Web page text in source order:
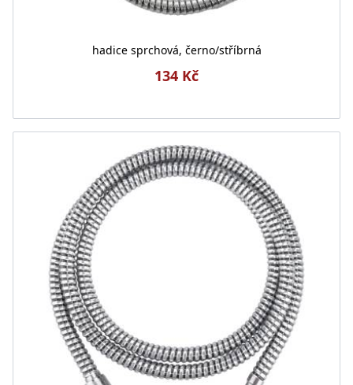
hadice sprchová, černo/stříbrná
134 Kč